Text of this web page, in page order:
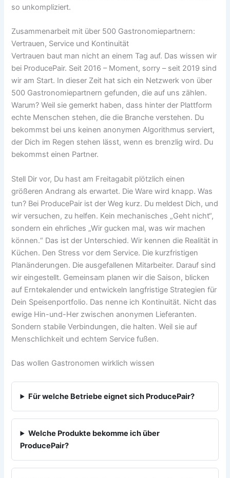
so unkompliziert.
Zusammenarbeit mit über 500 Gastronomiepartnern:
Vertrauen, Service und Kontinuität
Vertrauen baut man nicht an einem Tag auf. Das wissen wir
bei ProducePair. Seit 2016 – Moment, sorry – seit 2019 sind
wir am Start. In dieser Zeit hat sich ein Netzwerk von über
500 Gastronomiepartnern gefunden, die auf uns zählen.
Warum? Weil sie gemerkt haben, dass hinter der Plattform
echte Menschen stehen, die die Branche verstehen. Du
bekommst bei uns keinen anonymen Algorithmus serviert,
der Dich im Regen stehen lässt, wenn es brenzlig wird. Du
bekommst einen Partner.
Stell Dir vor, Du hast am Freitagabit plötzlich einen
größeren Andrang als erwartet. Die Ware wird knapp. Was
tun? Bei ProducePair ist der Weg kurz. Du meldest Dich, und
wir versuchen, zu helfen. Kein mechanisches „Geht nicht“,
sondern ein ehrliches „Wir gucken mal, was wir machen
können.“ Das ist der Unterschied. Wir kennen die Realität in
Küchen. Den Stress vor dem Service. Die kurzfristigen
Planänderungen. Die ausgefallenen Mitarbeiter. Darauf sind
wir eingestellt. Gemeinsam planen wir die Saison, blicken
auf Erntekalender und entwickeln langfristige Strategien für
Dein Speisenportfolio. Das nenne ich Kontinuität. Nicht das
ewige Hin-und-Her zwischen anonymen Lieferanten.
Sondern stabile Verbindungen, die halten. Weil sie auf
Menschlichkeit und echtem Service fußen.
Das wollen Gastronomen wirklich wissen
Für welche Betriebe eignet sich ProducePair?
Welche Produkte bekomme ich über
ProducePair?